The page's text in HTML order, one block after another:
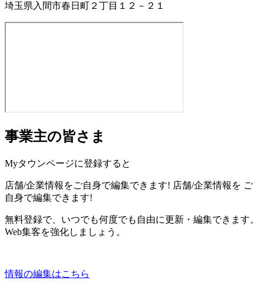
埼玉県入間市春日町２丁目１２－２１
事業主の皆さま
Myタウンページに登録すると
店舗/企業情報をご自身で編集できます! 店舗/企業情報を ご
自身で編集できます!
無料登録で、いつでも何度でも自由に更新・編集できます。
Web集客を強化しましょう。
情報の編集はこちら